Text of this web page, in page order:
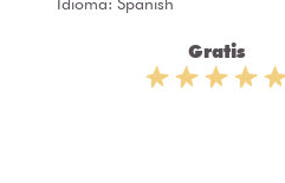
Gratis